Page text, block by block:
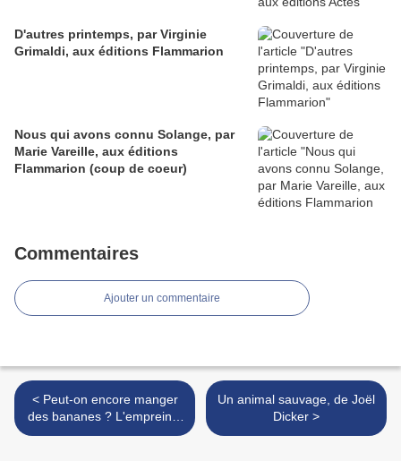
D'autres printemps, par Virginie
Grimaldi, aux éditions Flammarion
Nous qui avons connu Solange, par
Marie Vareille, aux éditions
Flammarion (coup de coeur)
Commentaires
Ajouter un commentaire
< Peut-on encore manger
des bananes ? L'empreinte
carbone de tout, par Mike
Un animal sauvage, de Joël
Dicker >